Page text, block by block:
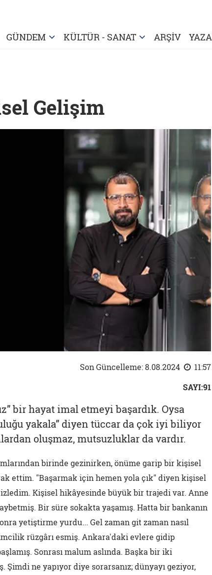
GÜNDEM KÜLTÜR - SANAT ARŞİV
Gelişim
Son Güncelleme: 8.08.2024 11:57
SAYI:91
bir hayat imal etmeyi başardık. Oysa
yakala” diyen tüccar da çok iyi biliyor
oluşmaz, mutsuzluklar da vardır.
birinde gezinirken, önüme garip bir kişisel
ettim. "Başarmak için hemen yola çık" diyen kişisel
Kişisel hikâyesinde büyük bir trajedi var. Anne
Bir süre sokakta yaşamış. Hatta bir bankanın
yetiştirme yurdu... Gel zaman git zaman nasıl
rüzgârı esmiş. Ankara'daki evlere gidip
Sonrası malum aslında. Başka bir iki
ne yapıyor diye sorarsanız; dünyayı geziyor,